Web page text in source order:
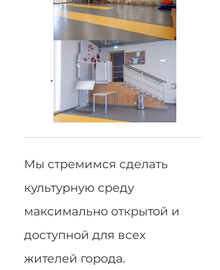
+
Мы стремимся сделать
культурную среду
максимально открытой и
доступной для всех
жителей города.